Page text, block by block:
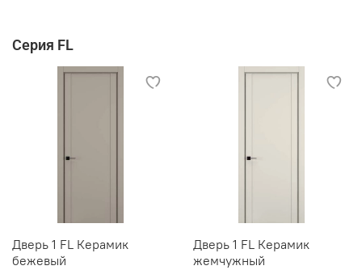
Серия FL
Дверь 1 FL Керамик
бежевый
Дверь 1 FL Керамик
жемчужный